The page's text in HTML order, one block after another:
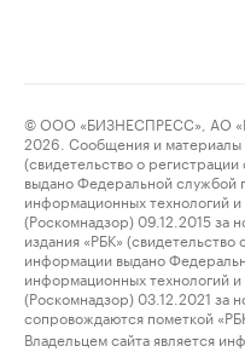
© ООО «БИЗНЕСПРЕСС», АО
2026. Сообщения и материалы
(свидетельство о
выдано Федеральной службой
информационных технологий
(Роскомнадзор) 09.12.2015
издания «РБК»
информации выдано
информационных технологий
(Роскомнадзор) 03.12.2021
сопровождаются пометкой
Владельцем сайта является